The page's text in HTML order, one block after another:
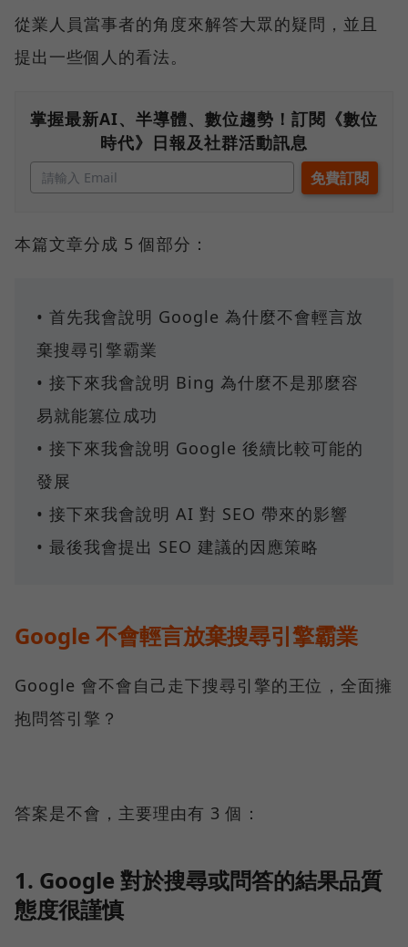
從業人員當事者的角度來解答大眾的疑問，並且
提出一些個人的看法。
掌握最新AI、半導體、數位趨勢！訂閱《數位
時代》日報及社群活動訊息
本篇文章分成 5 個部分：
• 首先我會說明 Google 為什麼不會輕言放
棄搜尋引擎霸業
• 接下來我會說明 Bing 為什麼不是那麼容
易就能篡位成功
• 接下來我會說明 Google 後續比較可能的
發展
• 接下來我會說明 AI 對 SEO 帶來的影響
• 最後我會提出 SEO 建議的因應策略
Google 不會輕言放棄搜尋引擎霸業
Google 會不會自己走下搜尋引擎的王位，全面擁
抱問答引擎？
答案是不會，主要理由有 3 個：
1. Google 對於搜尋或問答的結果品質
態度很謹慎